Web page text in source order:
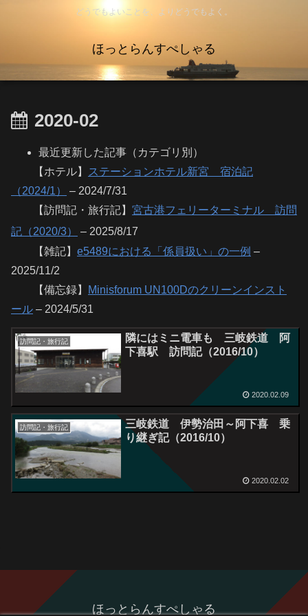
どうでもよいことを、よりどうでもよく。
ほっとらんすぺしゃる
2020-02
最近更新した記事（カテゴリ別）
【ホテル】
ステーションホテル新宮 宿泊記
（2024/1）
– 2024/7/31
【訪問記・旅行記】 宮古港フェリーターミナル 訪問
記（2020/3）
– 2025/8/17
【雑記】 e5489における「係員扱い」の一例 –
2025/11/2
【備忘録】
Minisforum UN100Dのクリーンインスト
ール – 2024/5/31
訪問記・旅行記
隣にはミニ電車も 三岐鉄道 阿
下喜駅 訪問記（2016/10）
2020.02.09
訪問記・旅行記
三岐鉄道 伊勢治田～阿下喜 乗
り継ぎ記（2016/10）
2020.02.02
ほっとらんすぺしゃる